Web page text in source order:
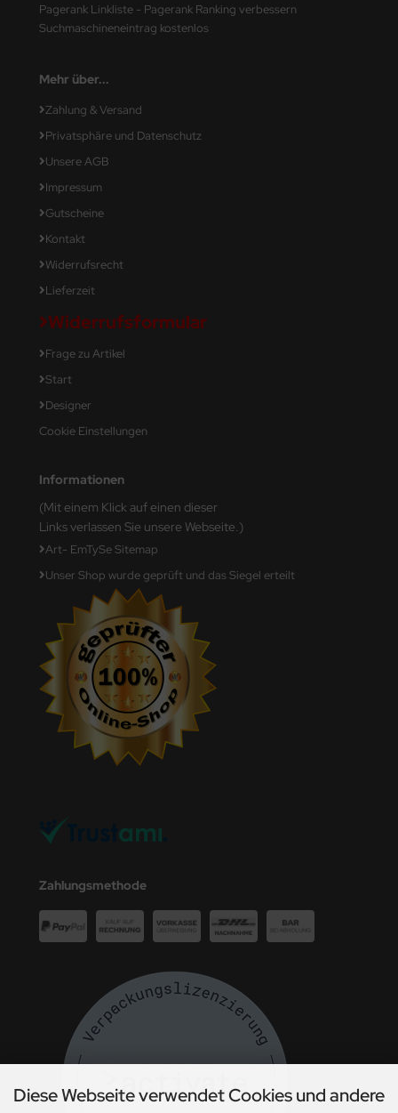
Pagerank Linkliste - Pagerank Ranking verbessern
Suchmaschineneintrag kostenlos
Mehr über...
Zahlung & Versand
Privatsphäre und Datenschutz
Unsere AGB
Impressum
Gutscheine
Kontakt
Widerrufsrecht
Lieferzeit
Widerrufsformular
Frage zu Artikel
Start
Designer
Cookie Einstellungen
Informationen
(Mit einem Klick auf einen dieser
Links verlassen Sie unsere Webseite.)
Art- EmTySe Sitemap
Unser Shop wurde geprüft und das Siegel erteilt
Zahlungsmethode
Diese Webseite verwendet Cookies und andere